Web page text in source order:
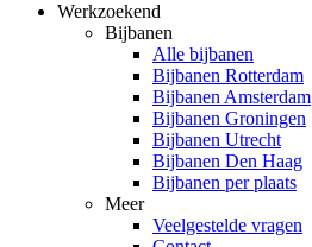
Werkzoekend
Bijbanen
Alle bijbanen
Bijbanen Rotterdam
Bijbanen Amsterdam
Bijbanen Groningen
Bijbanen Utrecht
Bijbanen Den Haag
Bijbanen per plaats
Meer
Veelgestelde vragen